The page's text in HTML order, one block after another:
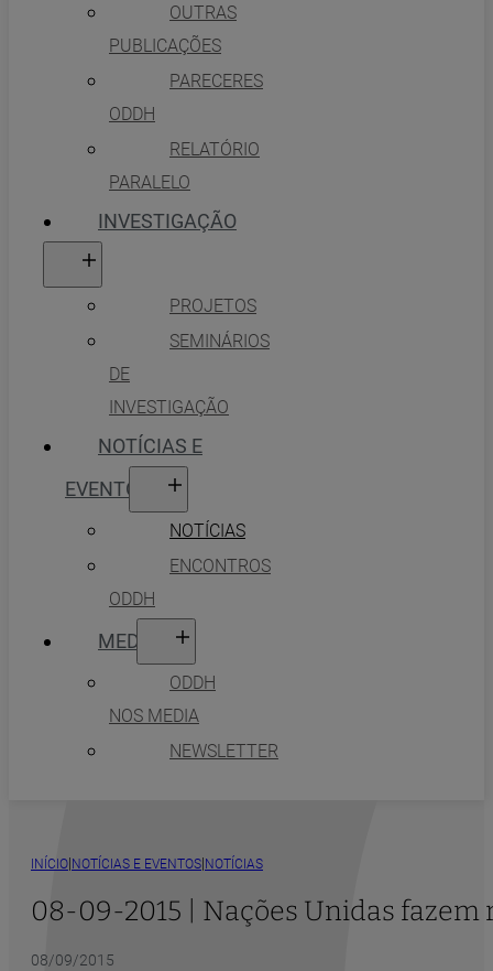
OUTRAS
PUBLICAÇÕES
PARECERES
ODDH
RELATÓRIO
PARALELO
INVESTIGAÇÃO
PROJETOS
SEMINÁRIOS
DE
INVESTIGAÇÃO
NOTÍCIAS E
EVENTOS
NOTÍCIAS
ENCONTROS
ODDH
MEDIA
ODDH
NOS MEDIA
NEWSLETTER
INÍCIO|NOTÍCIAS E EVENTOS|NOTÍCIAS
08-09-2015 | Nações Unidas fazem
08/09/2015